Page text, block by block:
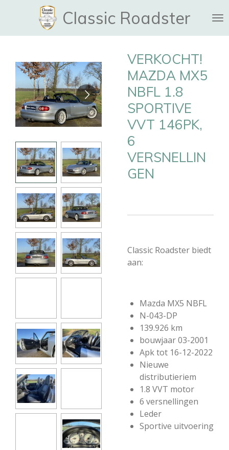
naar
Classic Roadster
VERKOCHT!
MAZDA MX5
NBFL 1.8
SPORTIVE
VVT 146PK,
6
VERSNELLIN
GEN
Classic Roadster biedt
aan:
Mazda MX5 NBFL
N-043-DP
139.926 km
bouwjaar 03-2001
Apk tot 16-12-2022
Nieuwe
distributieriem
1.8 VVT motor
6 versnellingen
Leder
Sportive uitvoering